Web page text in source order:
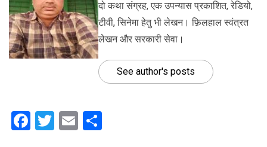
दो कथा संग्रह, एक उपन्यास प्रकाशित, रेडियो,
टीवी, सिनेमा हेतु भी लेखन। फ़िलहाल स्वंत्रत
लेखन और सरकारी सेवा।
See author's posts
Facebook
Twitter
Email